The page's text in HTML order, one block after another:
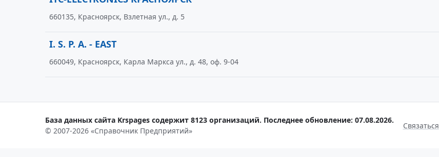
660135, Красноярск, Взлетная ул., д. 5
I. S. P. A. - EAST
660049, Красноярск, Карла Маркса ул., д. 48, оф. 9-04
База данных сайта Krspages содержит 8123 организаций. Последнее обновление: 07.08.2026.
© 2007-2026 «Справочник Предприятий»
Связаться